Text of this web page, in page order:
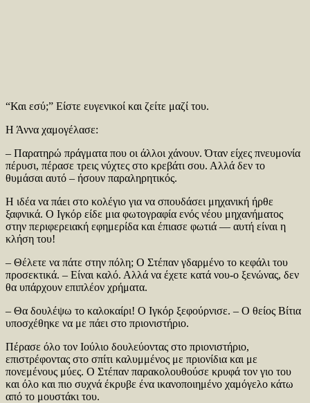
“Και εσύ;” Είστε ευγενικοί και ζείτε μαζί του.
Η Άννα χαμογέλασε:
– Παρατηρώ πράγματα που οι άλλοι χάνουν. Όταν είχες πνευμονία
πέρυσι, πέρασε τρεις νύχτες στο κρεβάτι σου. Αλλά δεν το
θυμάσαι αυτό – ήσουν παραληρητικός.
Η ιδέα να πάει στο κολέγιο για να σπουδάσει μηχανική ήρθε
ξαφνικά. Ο Ιγκόρ είδε μια φωτογραφία ενός νέου μηχανήματος
στην περιφερειακή εφημερίδα και έπιασε φωτιά — αυτή είναι η
κλήση του!
– Θέλετε να πάτε στην πόλη; Ο Στέπαν γδαρμένο το κεφάλι του
προσεκτικά. – Είναι καλό. Αλλά να έχετε κατά νου-ο ξενώνας, δεν
θα υπάρχουν επιπλέον χρήματα.
– Θα δουλέψω το καλοκαίρι! Ο Ιγκόρ ξεφούρνισε. – Ο θείος Βίτια
υποσχέθηκε να με πάει στο πριονιστήριο.
Πέρασε όλο τον Ιούλιο δουλεύοντας στο πριονιστήριο,
επιστρέφοντας στο σπίτι καλυμμένος με πριονίδια και με
πονεμένους μύες. Ο Στέπαν παρακολουθούσε κρυφά τον γιο του
και όλο και πιο συχνά έκρυβε ένα ικανοποιημένο χαμόγελο κάτω
από το μουστάκι του.